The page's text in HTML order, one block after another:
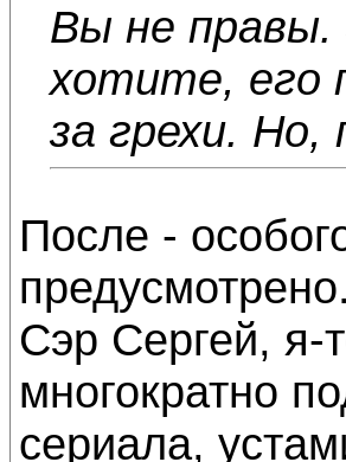
Вы не
хотите, его
за грехи.
После -
Сэр Сергей, я-
многократно
сериала,